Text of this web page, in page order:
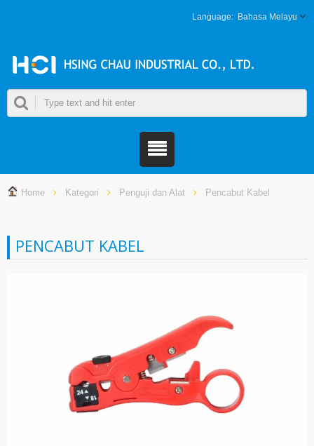
Bahasa Melayu
Home Kategori Penguji dan Alat Pencabut Kabel
PENCABUT KABEL